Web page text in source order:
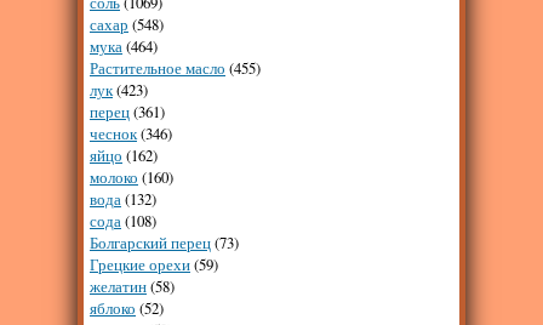
сахар (548)
мука(464)
Растительное масло (455)
лук(423)
перец(361)
чеснок(346)
яйцо (162)
молоко (160)
вода(132)
сода(108)
Болгарский перец(73)
Грецкие орехи(59)
желатин(58)
яблоко (52)